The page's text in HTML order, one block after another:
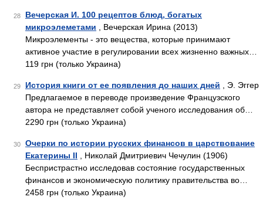
28
Вечерская И. 100 рецептов блюд, богатых
микроэлеметами , Вечерская Ирина (2013)
Микроэлементы - это вещества, которые принимают
активное участие в регулировании всех жизненно важных…
119 грн (только Украина)
29 История книги от ее появления до наших дней , Э. Эггер
Предлагаемое в переводе произведение Французского
автора не представляет собой ученого исследования об…
2290 грн (только Украина)
30
Очерки по истории русских финансов в царствование
Екатерины II , Николай Дмитриевич Чечулин (1906)
Беспристрастно исследовав состояние государственных
финансов и экономическую политику правительства во…
2458 грн (только Украина)